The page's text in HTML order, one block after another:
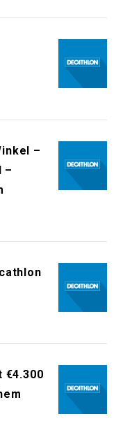
–
–
€4.300